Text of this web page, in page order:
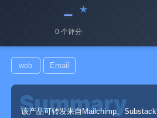
﹣
0 个评分
web Email
该产品可转发来自Mailchimp、